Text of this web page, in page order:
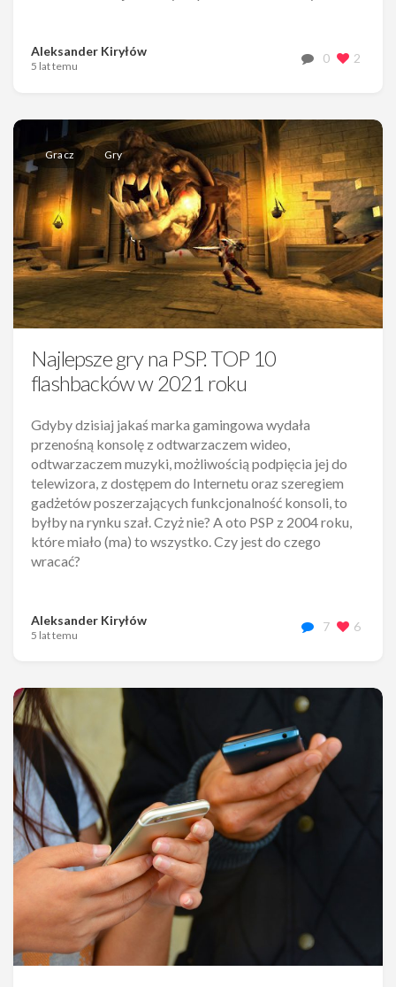
Aleksander Kiryłów
5 lat temu
0 2
Gracz Gry
Najlepsze gry na PSP. TOP 10
flashbacków w 2021 roku
Gdyby dzisiaj jakaś marka gamingowa wydała
przenośną konsolę z odtwarzaczem wideo,
odtwarzaczem muzyki, możliwością podpięcia jej do
telewizora, z dostępem do Internetu oraz szeregiem
gadżetów poszerzających funkcjonalność konsoli, to
byłby na rynku szał. Czyż nie? A oto PSP z 2004 roku,
które miało (ma) to wszystko. Czy jest do czego
wracać?
Aleksander Kiryłów
5 lat temu
7 6